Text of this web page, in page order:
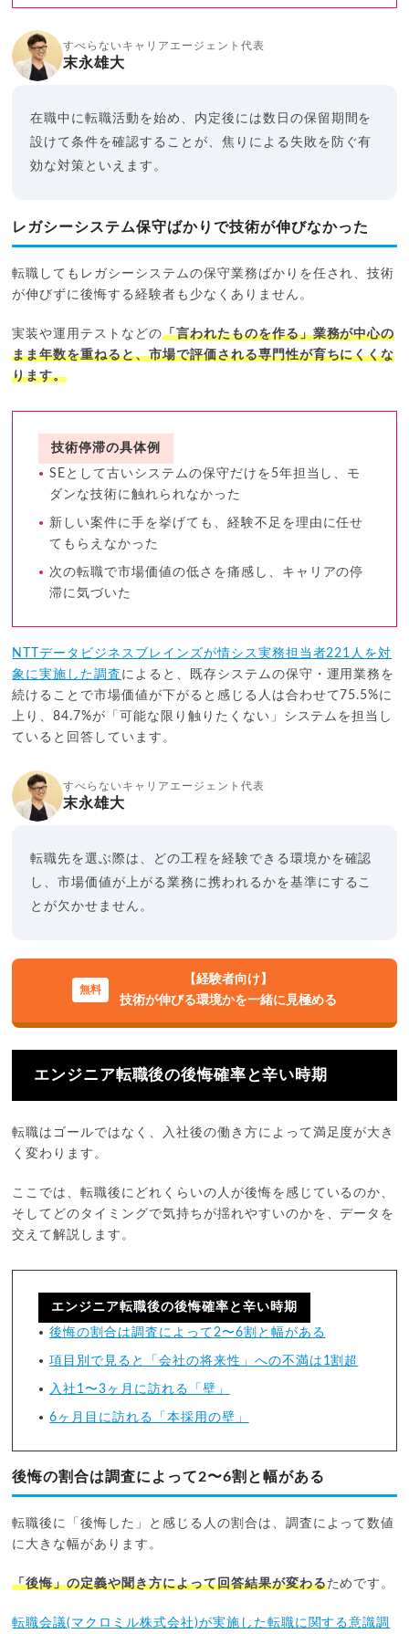
すべらないキャリアエージェント代表
末永雄大
在職中に転職活動を始め、内定後には数日の保留期間を
設けて条件を確認することが、焦りによる失敗を防ぐ有
効な対策といえます。
レガシーシステム保守ばかりで技術が伸びなかった
転職してもレガシーシステムの保守業務ばかりを任され、技術
が伸びずに後悔する経験者も少なくありません。
実装や運用テストなどの「言われたものを作る」業務が中心の
まま年数を重ねると、市場で評価される専門性が育ちにくくな
ります。
技術停滞の具体例
SEとして古いシステムの保守だけを5年担当し、モ
ダンな技術に触れられなかった
新しい案件に手を挙げても、経験不足を理由に任せ
てもらえなかった
次の転職で市場価値の低さを痛感し、キャリアの停
滞に気づいた
NTTデータビジネスブレインズが情シス実務担当者221人を対
象に実施した調査 によると、既存システムの保守・運用業務を
続けることで市場価値が下がると感じる人は合わせて75.5%に
上り、84.7%が「可能な限り触りたくない」システムを担当し
ていると回答しています。
すべらないキャリアエージェント代表
末永雄大
転職先を選ぶ際は、どの工程を経験できる環境かを確認
し、市場価値が上がる業務に携われるかを基準にするこ
とが欠かせません。
【経験者向け】
技術が伸びる環境かを一緒に見極める
エンジニア転職後の後悔確率と辛い時期
転職はゴールではなく、入社後の働き方によって満足度が大き
く変わります。
ここでは、転職後にどれくらいの人が後悔を感じているのか、
そしてどのタイミングで気持ちが揺れやすいのかを、データを
交えて解説します。
エンジニア転職後の後悔確率と辛い時期
後悔の割合は調査によって2〜6割と幅がある
項目別で見ると「会社の将来性」への不満は1割超
入社1〜3ヶ月に訪れる「壁」
6ヶ月目に訪れる「本採用の壁」
後悔の割合は調査によって2〜6割と幅がある
転職後に「後悔した」と感じる人の割合は、調査によって数値
に大きな幅があります。
「後悔」の定義や聞き方によって回答結果が変わるためです。
転職会議(マクロミル株式会社)が実施した転職に関する意識調